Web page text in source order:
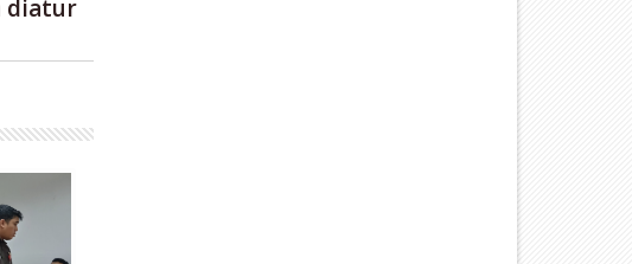
diatur